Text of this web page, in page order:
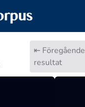
⇤ Föregående
resultat